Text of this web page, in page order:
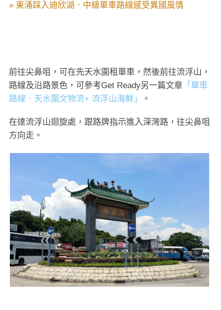
» 東涌踩入迪欣湖．中級單車路線感受異國風情
前往尖鼻咀，可在先天水圍租單車，然後前往流浮山，
路線及沿路景色，可參考Get Ready另一篇文章 「單車
路線．天水圍文物流+ 流浮山海鮮」
。
在達流浮山迴旋處，跟路牌指示進入深灣路，往尖鼻咀
方向走。